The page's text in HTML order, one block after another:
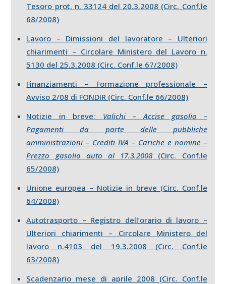
Tesoro prot. n. 33124 del 20.3.2008 (Circ. Conf.le
68/2008)
Lavoro – Dimissioni del lavoratore – Ulteriori
chiarimenti – Circolare Ministero del Lavoro n.
5130 del 25.3.2008 (Circ. Conf.le 67/2008)
Finanziamenti – Formazione professionale –
Avviso 2/08 di FONDIR (Circ. Conf.le 66/2008)
Notizie in breve: Valichi – Accise gasolio –
Pagamenti da parte delle pubbliche
amministrazioni – Crediti IVA – Cariche e nomine –
Prezzo gasolio auto al 17.3.2008 (Circ. Conf.le
65/2008)
Unione europea – Notizie in breve (Circ. Conf.le
64/2008)
Autotrasporto – Registro dell’orario di lavoro –
Ulteriori chiarimenti – Circolare Ministero del
lavoro n.4103 del 19.3.2008 (Circ. Conf.le
63/2008)
Scadenzario mese di aprile 2008 (Circ. Conf.le